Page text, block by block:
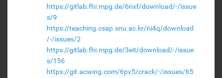
https://gitlab.fhi.mpg.de/6nxf/download/-/issue
s/9
https://teaching.csap.snu.ac.kr/ni4q/download
/-/issues/2
https://gitlab.fhi.mpg.de/3eit/download/-/issue
s/156
https://git.acwing.com/6pv5/crack/-/issues/65